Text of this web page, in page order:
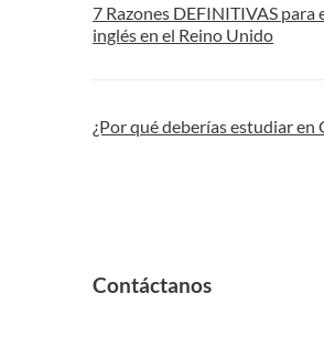
7 Razones DEFINITIVAS para
inglés en el Reino Unido
¿Por qué deberías estudiar en
Contáctanos